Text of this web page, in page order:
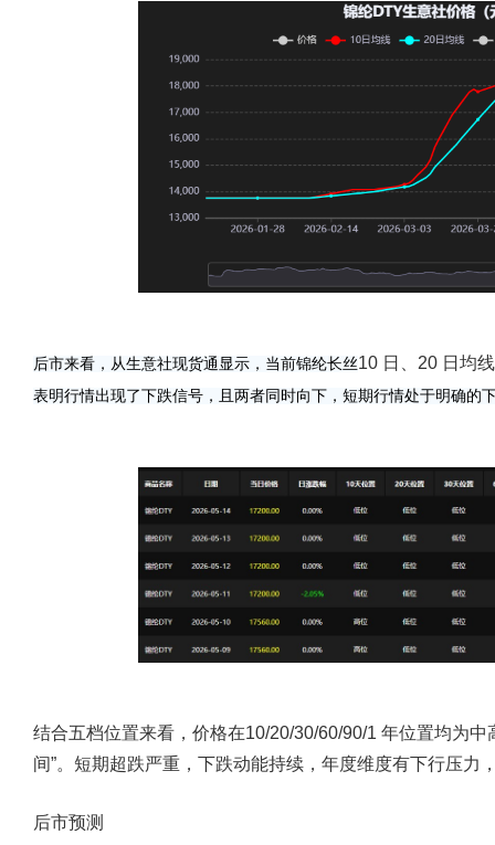
后市来看，从生意社现货通显示，当前锦纶长丝10 日、20 日均
表明行情出现了下跌信号，且两者同时向下，短期行情处于明确的
结合五档位置来看，价格在10/20/30/60/90/1 年位置均为
间”。短期超跌严重，下跌动能持续，年度维度有下行压力
后市预测